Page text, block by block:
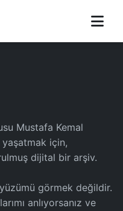
Mustafa Kemal
yaşatmak için,
dijital bir arşiv.
görmek değildir.
anlıyorsanız ve